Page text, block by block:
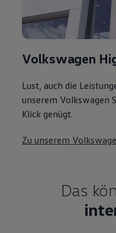
Volkswagen
Lust, auch die
unserem Volkswagen
Klick genügt.
Zu unserem
Das